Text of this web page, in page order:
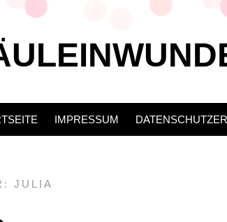
IMPRESSUM
JULIA